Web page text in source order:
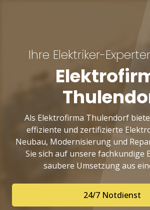
Ihre Elektriker-
Als Elektrofirma Thulendorf
effiziente und zertifizierte
Neubau, Modernisierung und
Sie sich auf unsere fachkundige
saubere Umsetzung aus
24/7 Notdienst